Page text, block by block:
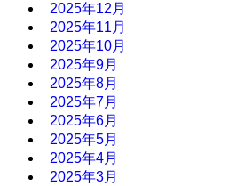
2025年12月
2025年11月
2025年10月
2025年9月
2025年8月
2025年7月
2025年6月
2025年5月
2025年4月
2025年3月